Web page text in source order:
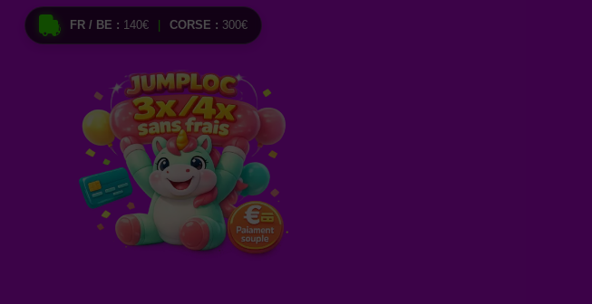
FR / BE : 140€ CORSE : 300€